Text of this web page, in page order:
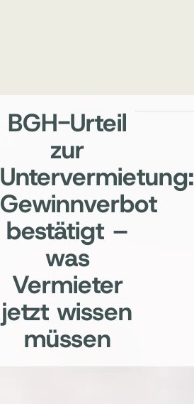
BGH-Urteil
zur
Untervermietung:
Gewinnverbot
bestätigt –
was
Vermieter
jetzt wissen
müssen